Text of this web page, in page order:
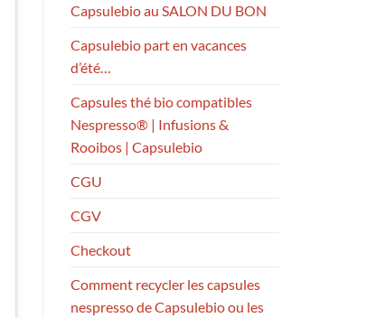
Capsulebio au SALON DU BON
Capsulebio part en vacances
d’été…
Capsules thé bio compatibles
Nespresso® | Infusions &
Rooibos | Capsulebio
CGU
CGV
Checkout
Comment recycler les capsules
nespresso de Capsulebio ou les